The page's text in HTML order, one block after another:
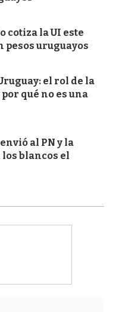
cotiza la UI este
pesos uruguayos
el rol de la
qué no es una
al PN y la
blancos el